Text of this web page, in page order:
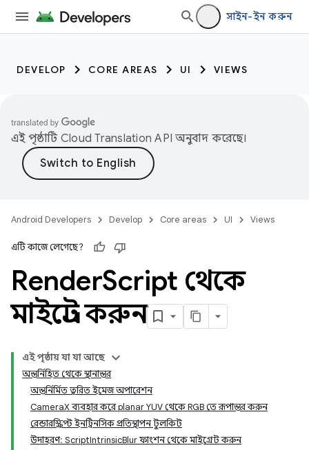
সাইন-ইন করুন
DEVELOP CORE AREAS UI VIEWS
এই পৃষ্ঠাটি Cloud Translation API অনুবাদ করেছে।
Android Developers Develop Core areas UI Views
এটি কাজে লেগেছে?
RenderScript থেকে
মাইগ্রেট করুন
এই পৃষ্ঠায় যা যা আছে
অন্তর্নিহিত থেকে স্থানান্তর
অন্তর্নির্মিত ত্বরিত ইমেজ অপারেশন
CameraX ব্যবহার করে planar YUV থেকে RGB তে রূপান্তর করুন
রেন্ডারস্ক্রিপ্ট ইনট্রিনসিক প্রতিস্থাপন টুলকিট
উদাহরণ: ScriptIntrinsicBlur ফাংশন থেকে মাইগ্রেট করুন